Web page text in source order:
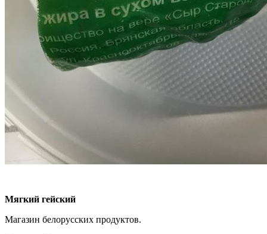
Мягкий гейский
Магазин белорусских продуктов.